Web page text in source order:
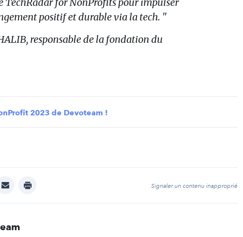
positif et durable via la tech. "
responsable de la fondation du
2023 de Devoteam !
mail print Signaler un contenu inapproprié